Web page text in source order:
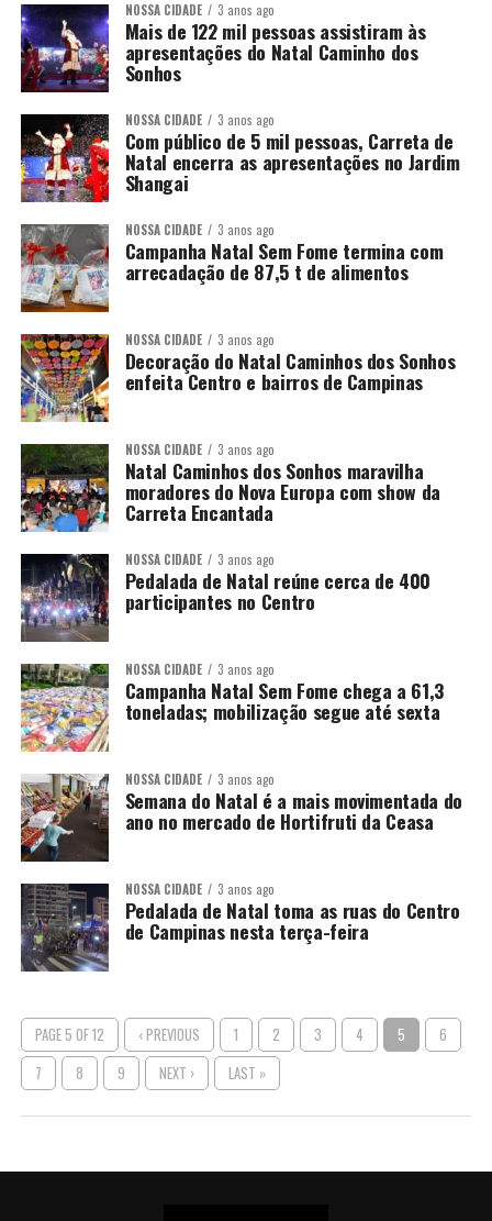
NOSSA CIDADE 3 anos ago
Mais de 122 mil pessoas assistiram às
apresentações do Natal Caminho dos
Sonhos
NOSSA CIDADE 3 anos ago
Com público de 5 mil pessoas, Carreta de
Natal encerra as apresentações no Jardim
Shangai
NOSSA CIDADE 3 anos ago
Campanha Natal Sem Fome termina com
arrecadação de 87,5 t de alimentos
NOSSA CIDADE 3 anos ago
Decoração do Natal Caminhos dos Sonhos
enfeita Centro e bairros de Campinas
NOSSA CIDADE 3 anos ago
Natal Caminhos dos Sonhos maravilha
moradores do Nova Europa com show da
Carreta Encantada
NOSSA CIDADE 3 anos ago
Pedalada de Natal reúne cerca de 400
participantes no Centro
NOSSA CIDADE 3 anos ago
Campanha Natal Sem Fome chega a 61,3
toneladas; mobilização segue até sexta
NOSSA CIDADE 3 anos ago
Semana do Natal é a mais movimentada do
ano no mercado de Hortifruti da Ceasa
NOSSA CIDADE 3 anos ago
Pedalada de Natal toma as ruas do Centro
de Campinas nesta terça-feira
PAGE 5 OF 12 ‹ PREVIOUS 1 2 3 4 5
6
7
8 9 NEXT › LAST »